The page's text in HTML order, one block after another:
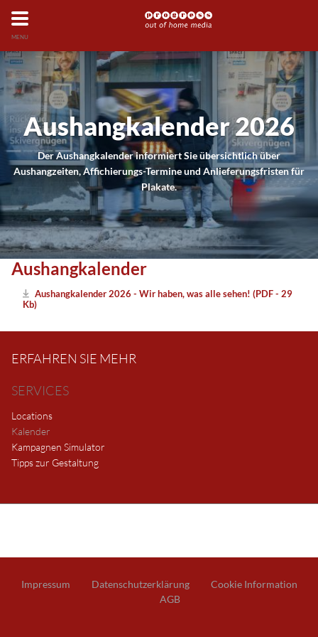
MENU
Aushangkalender 2026
Der Aushangkalender informiert Sie übersichtlich über
Aushangzeiten, Affichierungs-Termine und Anlieferungsfristen für
Plakate.
Aushangkalender
Aushangkalender 2026 - Wir haben, was alle sehen! (PDF - 29
Kb)
ERFAHREN SIE MEHR
SERVICES
Locations
Kalender
Kampagnen Simulator
Tipps zur Gestaltung
Impressum Datenschutzerklärung
Cookie Information
AGB